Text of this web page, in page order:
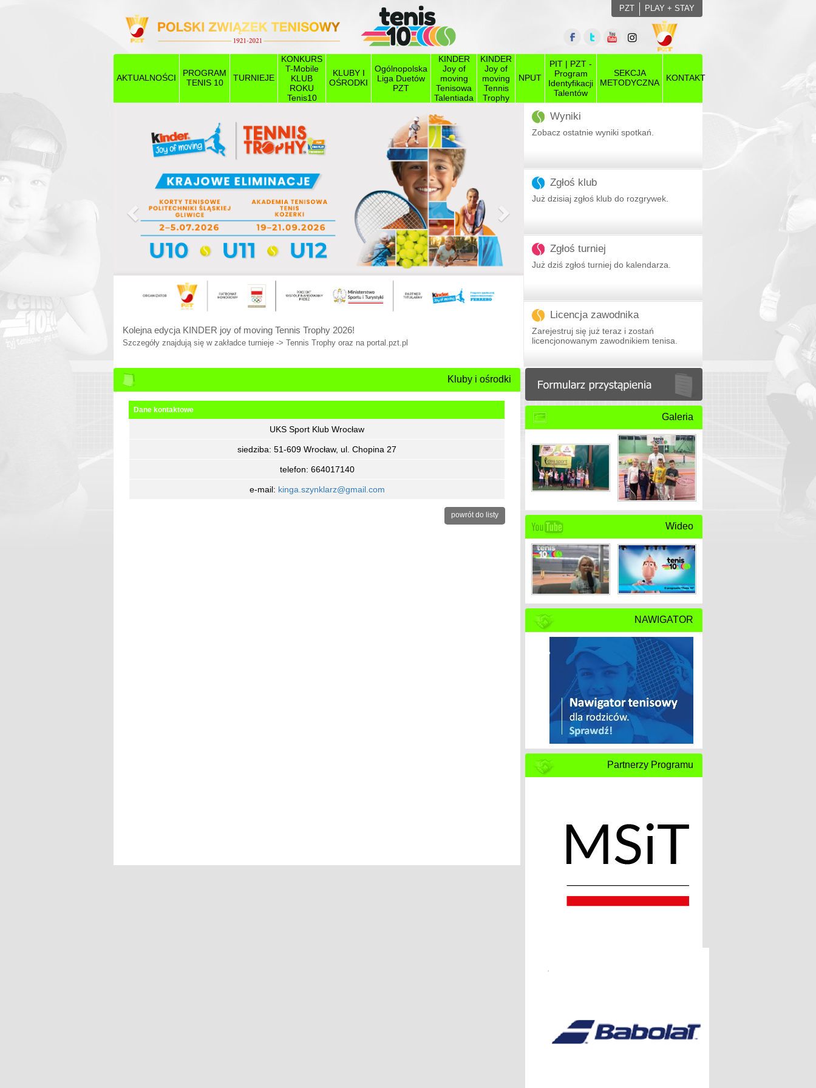
PZT PLAY + STAY
AKTUALNOŚCI
PROGRAM
TENIS 10
TURNIEJE
KONKURS
T-Mobile
KLUB
ROKU
Tenis10
KLUBY I
OŚRODKI
Ogólnopolska
Liga Duetów
PZT
KINDER
Joy of
moving
Tenisowa
Talentiada
KINDER
Joy of
moving
Tennis
Trophy
NPUT
PIT | PZT -
Program
Identyfikacji
Talentów
SEKCJA
METODYCZNA
KONTAKT
Poprzedni Następny
Kolejna edycja KINDER joy of moving Tennis Trophy 2026!
Szczegóły znajdują się w zakładce turnieje -> Tennis Trophy oraz na portal.pzt.pl
Wyniki
Zobacz ostatnie wyniki spotkań.
Zgłoś klub
Już dzisiaj zgłoś klub do rozgrywek.
Zgłoś turniej
Już dziś zgłoś turniej do kalendarza.
Licencja zawodnika
Zarejestruj się już teraz i zostań
licencjonowanym zawodnikiem tenisa.
Kluby i ośrodki
Dane kontaktowe
UKS Sport Klub Wrocław
siedziba: 51-609 Wrocław, ul. Chopina 27
telefon: 664017140
e-mail: kinga.szynklarz@gmail.com
powrót do listy
Galeria
Wideo
NAWIGATOR
Partnerzy Programu